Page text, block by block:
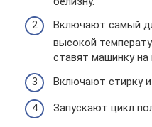
Включают самый
высокой
ставят машинку на
Включают стирку и
Запускают цикл